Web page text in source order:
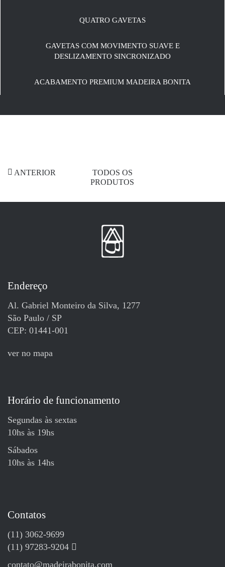
QUATRO GAVETAS
GAVETAS COM MOVIMENTO SUAVE E
DESLIZAMENTO SINCRONIZADO
ACABAMENTO PREMIUM MADEIRA BONITA
ANTERIOR
TODOS OS
PRODUTOS
Endereço
Al. Gabriel Monteiro da Silva, 1277
São Paulo / SP
CEP: 01441-001
ver no mapa
Horário de funcionamento
Segundas às sextas
10hs às 19hs
Sábados
10hs às 14hs
Contatos
(11) 3062-9699
(11) 97283-9204
contato@madeirabonita.com